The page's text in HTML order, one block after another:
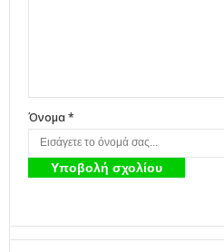
Όνομα *